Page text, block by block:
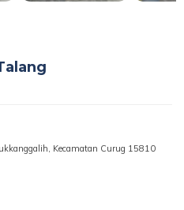
Kecamatan Curug 15810